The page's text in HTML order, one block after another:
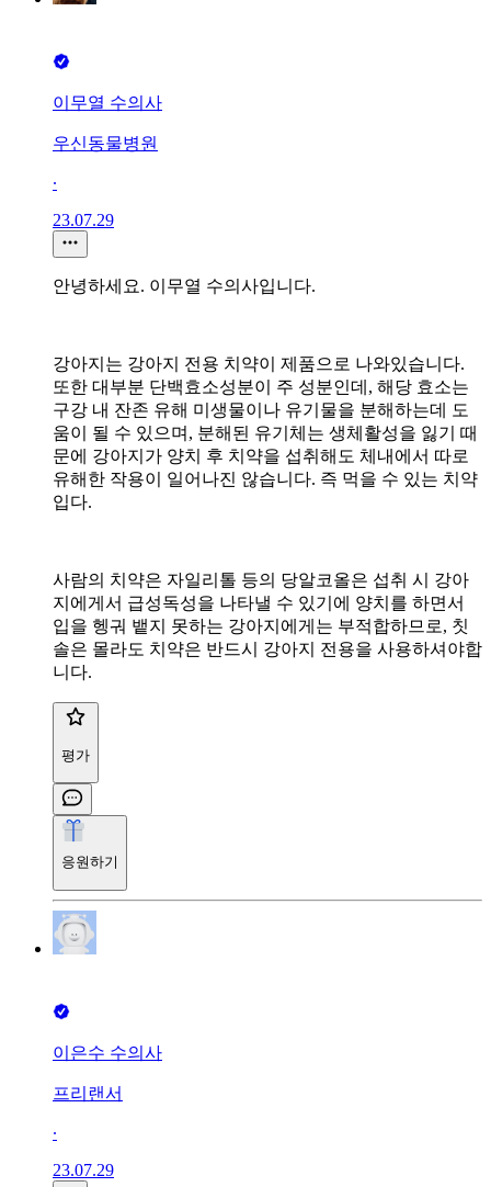
이무열 수의사
우신동물병원
∙
23.07.29
안녕하세요. 이무열 수의사입니다.
강아지는 강아지 전용 치약이 제품으로 나와있습니다.
또한 대부분 단백효소성분이 주 성분인데, 해당 효소는
구강 내 잔존 유해 미생물이나 유기물을 분해하는데 도
움이 될 수 있으며, 분해된 유기체는 생체활성을 잃기 때
문에 강아지가 양치 후 치약을 섭취해도 체내에서 따로
유해한 작용이 일어나진 않습니다. 즉 먹을 수 있는 치약
입다.
사람의 치약은 자일리톨 등의 당알코올은 섭취 시 강아
지에게서 급성독성을 나타낼 수 있기에 양치를 하면서
입을 헹궈 뱉지 못하는 강아지에게는 부적합하므로, 칫
솔은 몰라도 치약은 반드시 강아지 전용을 사용하셔야합
니다.
평가
응원하기
이은수 수의사
프리랜서
∙
23.07.29